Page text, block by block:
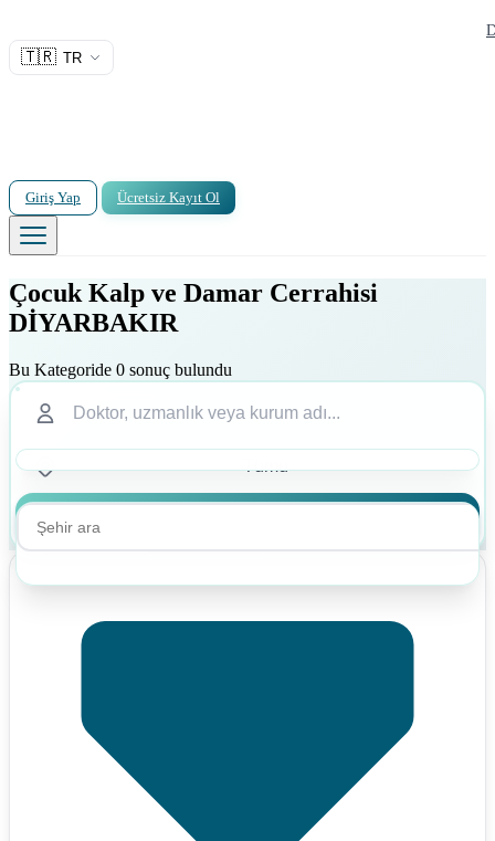
🇹🇷 TR
Giriş Yap Ücretsiz Kayıt Ol
Çocuk Kalp ve Damar Cerrahisi
DİYARBAKIR
Bu Kategoride 0 sonuç bulundu